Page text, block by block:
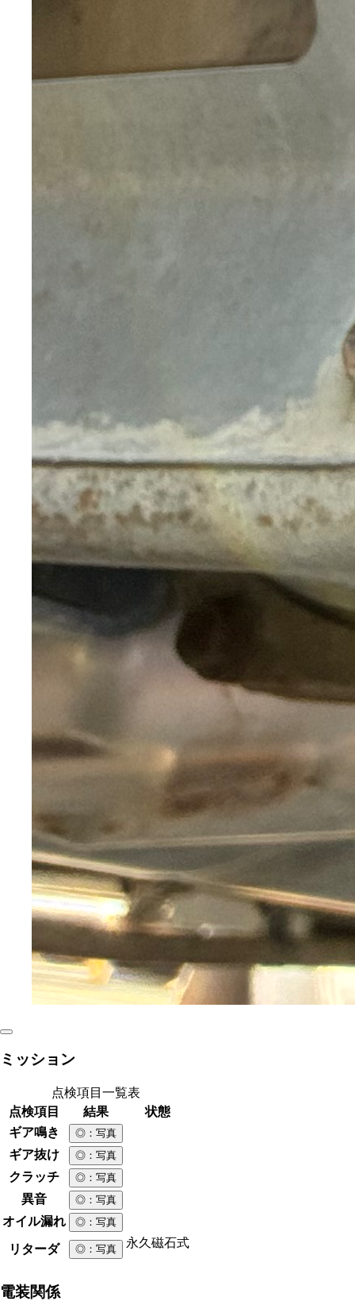
ミッション
点検項目一覧表
点検項目
結果
状態
ギア鳴き
◎ ：写真
ギア抜け ◎ ：写真
クラッチ ◎ ：写真
異音 ◎ ：写真
オイル漏れ ◎ ：写真
リターダ ◎ ：写真 永久磁石式
電装関係